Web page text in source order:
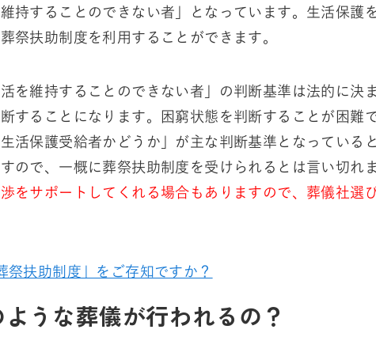
持することのできない者」となっています。生活保護
祭扶助制度を利用することができます。
を維持することのできない者」の判断基準は法的に決
することになります。困窮状態を判断することが困難
活保護受給者かどうか」が主な判断基準となっている
ので、一概に葬祭扶助制度を受けられるとは言い切れ
をサポートしてくれる場合もありますので、葬儀社選
祭扶助制度」をご存知ですか？
うな葬儀が行われるの？